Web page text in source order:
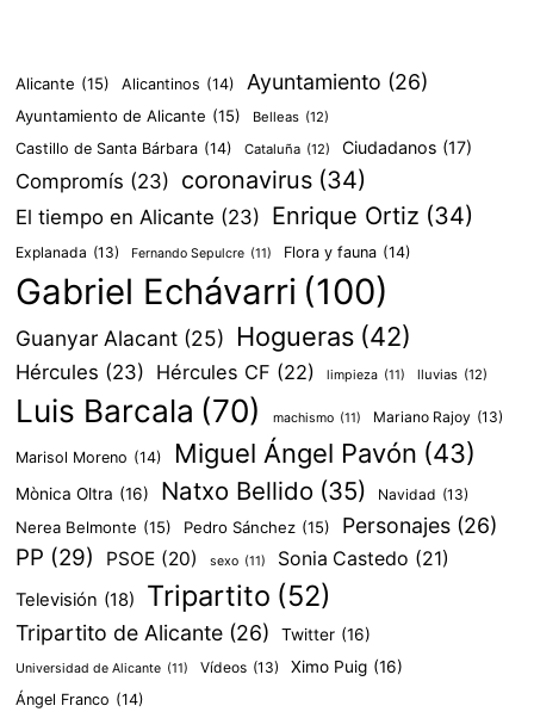
Alicante (15) Alicantinos (14) Ayuntamiento (26)
Ayuntamiento de Alicante (15) Belleas (12)
Castillo de Santa Bárbara (14) Cataluña (12) Ciudadanos (17)
Compromís (23) coronavirus (34)
El tiempo en Alicante (23) Enrique Ortiz (34)
Explanada (13) Fernando Sepulcre (11) Flora y fauna (14)
Gabriel Echávarri (100)
Guanyar Alacant (25) Hogueras (42)
Hércules (23) Hércules CF (22) limpieza (11) lluvias (12)
Luis Barcala (70) machismo (11) Mariano Rajoy (13)
Marisol Moreno (14) Miguel Ángel Pavón (43)
Mònica Oltra (16) Natxo Bellido (35) Navidad (13)
Nerea Belmonte (15) Pedro Sánchez (15) Personajes (26)
PP (29) PSOE (20) sexo (11) Sonia Castedo (21)
Televisión (18) Tripartito (52)
Tripartito de Alicante (26) Twitter (16)
Universidad de Alicante (11) Vídeos (13) Ximo Puig (16)
Ángel Franco (14)